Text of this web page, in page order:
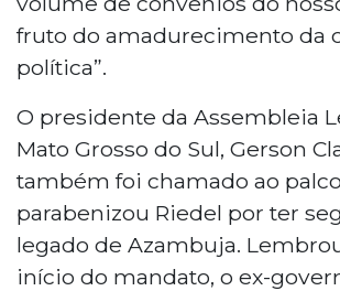
fruto do amadurecimento da
política”.
O presidente da Assembleia
Mato Grosso do Sul, Gerson
também foi chamado ao
parabenizou Riedel por ter
legado de Azambuja.
início do mandato, o ex-